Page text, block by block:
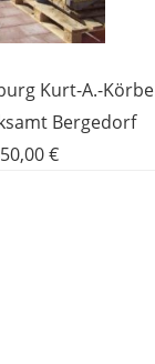
Kurt-A.-
Bergedorf
€